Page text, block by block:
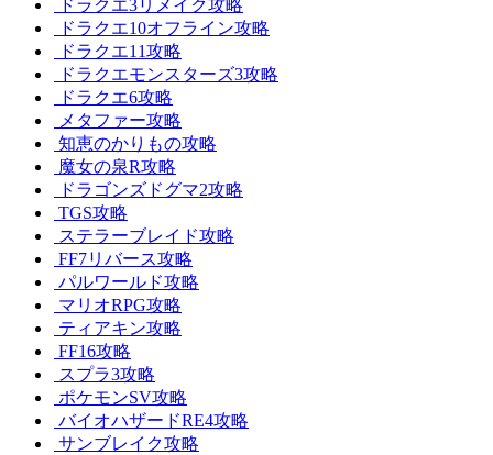
ドラクエ3リメイク攻略
ドラクエ10オフライン攻略
ドラクエ11攻略
ドラクエモンスターズ3攻略
ドラクエ6攻略
メタファー攻略
知恵のかりもの攻略
魔女の泉R攻略
ドラゴンズドグマ2攻略
TGS攻略
ステラーブレイド攻略
FF7リバース攻略
パルワールド攻略
マリオRPG攻略
ティアキン攻略
FF16攻略
スプラ3攻略
ポケモンSV攻略
バイオハザードRE4攻略
サンブレイク攻略